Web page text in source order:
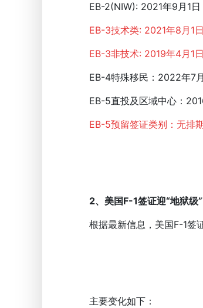
EB-2(NIW): 2021年9月1日
EB-3技术类: 2021年8月1
EB-3非技术: 2019年4月1
EB-4特殊移民：2022年7月
EB-5直投及区域中心：
EB-5预留签证类别：无排
2、美国F-1签证迎“地狱级
根据最新信息，美国F-1签证
主要变化如下：